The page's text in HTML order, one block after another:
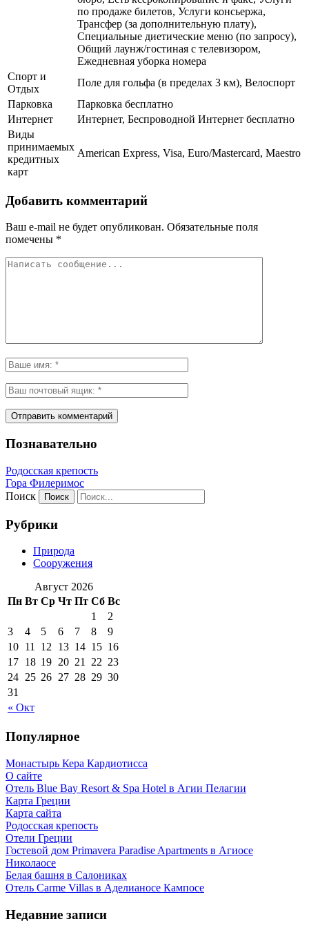
по продаже билетов, Услуги консьержа,
Трансфер (за дополнительную плату),
Специальные диетические меню (по запросу),
Общий лаунж/гостиная с телевизором,
Ежедневная уборка номера
Спорт и
Отдых
Поле для гольфа (в пределах 3 км), Велоспорт
Парковка
Парковка бесплатно
Интернет
Интернет, Беспроводной Интернет бесплатно
Виды
принимаемых
кредитных
карт
American Express, Visa, Euro/Mastercard, Maestro
Добавить комментарий
Ваш e-mail не будет опубликован. Обязательные поля
помечены *
Познавательно
Родосская крепость
Гора Филеримос
Поиск
Рубрики
Природа
Сооружения
Август 2026
Пн Вт Ср Чт Пт Сб Вс
« Окт
1
2
3
4 5 6 7 8
9
10 11 12 13 14 15 16
17 18 19 20 21 22 23
24 25 26 27 28 29 30
31
Популярное
Монастырь Кера Кардиотисса
О сайте
Отель Blue Bay Resort & Spa Hotel в Агии Пелагии
Карта Греции
Карта сайта
Родосская крепость
Отели Греции
Гостевой дом Primavera Paradise Apartments в Агиосе
Николаосе
Белая башня в Салониках
Отель Carme Villas в Аделианосе Кампосе
Недавние записи